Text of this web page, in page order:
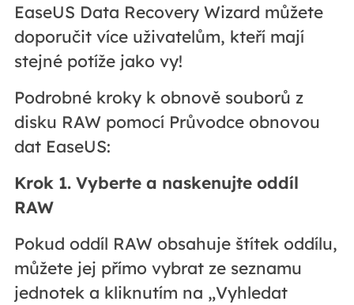
EaseUS Data Recovery Wizard můžete
doporučit více uživatelům, kteří mají
stejné potíže jako vy!
Podrobné kroky k obnově souborů z
disku RAW pomocí Průvodce obnovou
dat EaseUS:
Krok 1. Vyberte a naskenujte oddíl
RAW
Pokud oddíl RAW obsahuje štítek oddílu,
můžete jej přímo vybrat ze seznamu
jednotek a kliknutím na „Vyhledat